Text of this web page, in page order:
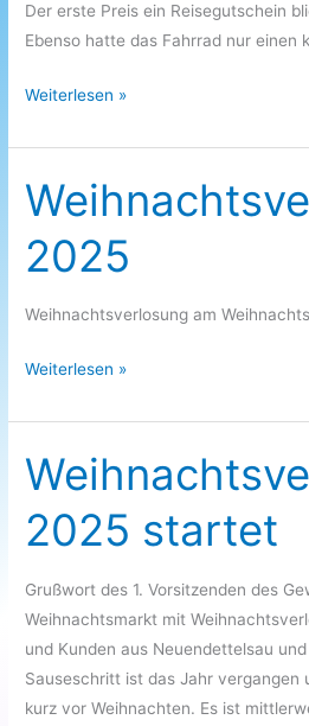
Der erste Preis ein Reisegutschein
Ebenso hatte das Fahrrad nur einen
Gewinner
Weiterlesen »
2025
Weihnachtsverlosung am
Weihnachtsverlosung
Weiterlesen »
2025 startet
Grußwort des 1. Vorsitzenden des
Weihnachtsmarkt mit
und Kunden aus Neuendettelsau
Sauseschritt ist das Jahr vergangen
kurz vor Weihnachten. Es ist